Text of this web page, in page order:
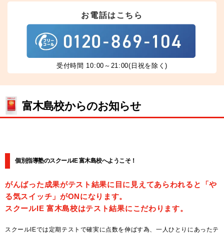
お電話はこちら
受付時間 10:00～21:00(日祝を除く)
富木島校からのお知らせ
個別指導塾のスクールIE 富木島校へようこそ！
がんばった成果がテスト結果に目に見えてあらわれると「や
る気スイッチ」がONになります。
スクールIE 富木島校はテスト結果にこだわります。
スクールIEでは定期テストで確実に点数を伸ばす為、一人ひとりにあったテ